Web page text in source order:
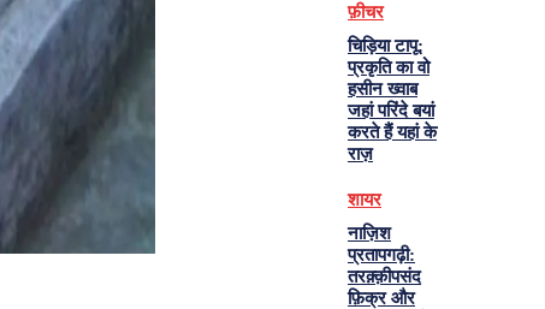
फ़ीचर
चिड़िया टापू:
प्रकृति का वो
हसीन ख्वाब
जहां परिंदे बयां
करते हैं यहां के
राज़
शायर
नाज़िश
प्रतापगढ़ी:
तरक़्क़ीपसंद
फ़िक्र और